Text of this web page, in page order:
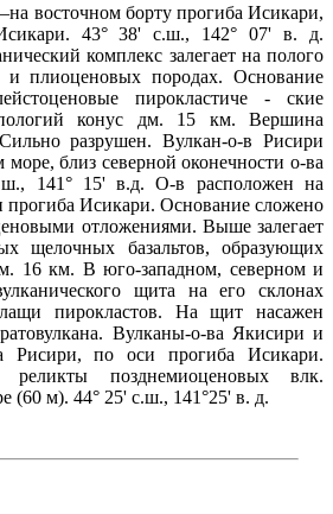
восточном борту прогиба Исикари,
43° 38' с.ш., 142° 07' в. д.
комплекс залегает на полого
плиоценовых породах. Основание
пирокластиче - ские
конус дм. 15 км. Вершина
разрушен. Вулкан-о-в Рисири
близ северной оконечности о-ва
141° 15' в.д. О-в расположен на
прогиба Исикари. Основание сложено
отложениями. Выше залегает
щелочных базальтов, образующих
16 км. В юго-западном, северном и
щита на его склонах
пирокластов. На щит насажен
Вулканы-о-ва Якисири и
по оси прогиба Исикари.
реликты позднемиоценовых влк.
(60 м). 44° 25' с.ш., 141°25' в. д.